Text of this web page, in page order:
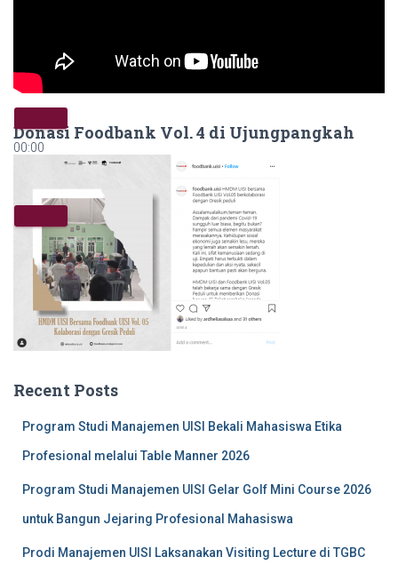
00:00
05:54
Donasi Foodbank Vol. 4 di Ujungpangkah
Recent Posts
Program Studi Manajemen UISI Bekali Mahasiswa Etika
Profesional melalui Table Manner 2026
Program Studi Manajemen UISI Gelar Golf Mini Course 2026
untuk Bangun Jejaring Profesional Mahasiswa
Prodi Manajemen UISI Laksanakan Visiting Lecture di TGBC